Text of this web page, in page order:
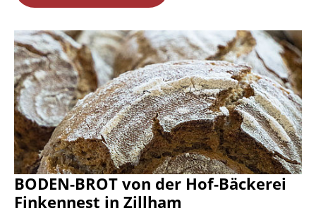
BODEN-BROT von der Hof-Bäckerei
Finkennest in Zillham